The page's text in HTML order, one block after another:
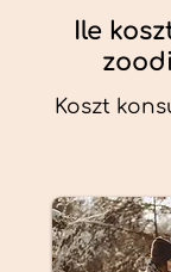
Ile
Koszt